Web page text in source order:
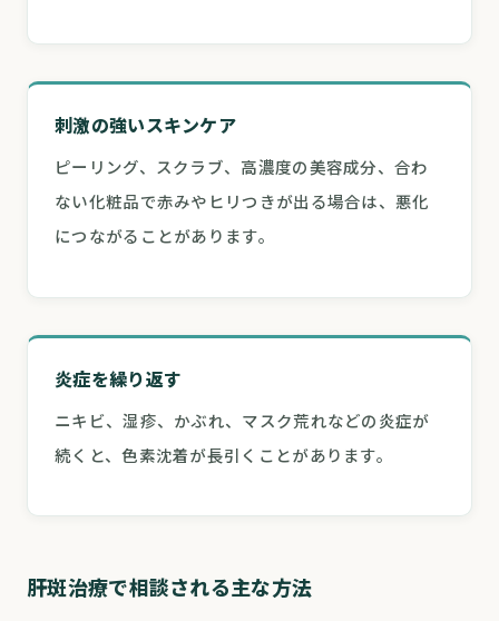
刺激の強いスキンケア
ピーリング、スクラブ、高濃度の美容成分、合わ
ない化粧品で赤みやヒリつきが出る場合は、悪化
につながることがあります。
炎症を繰り返す
ニキビ、湿疹、かぶれ、マスク荒れなどの炎症が
続くと、色素沈着が長引くことがあります。
肝斑治療で相談される主な方法